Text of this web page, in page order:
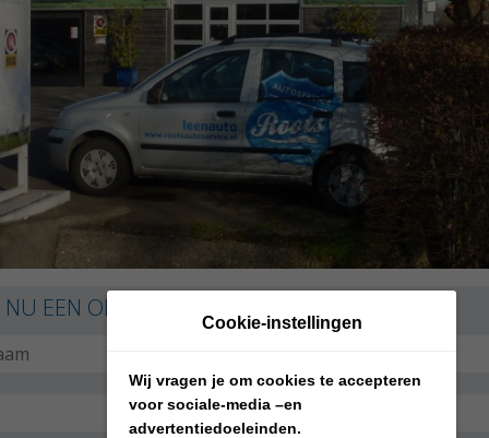
EEN OFFERTE AAN!
Cookie-instellingen
Wij vragen je om cookies te accepteren
voor sociale-media –en
advertentiedoeleinden.